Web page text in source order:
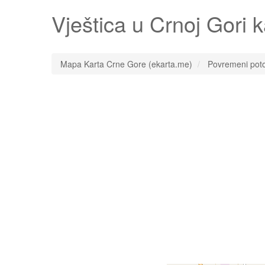
Vještica u Crnoj Gori
Mapa Karta Crne Gore (ekarta.me) Povremeni